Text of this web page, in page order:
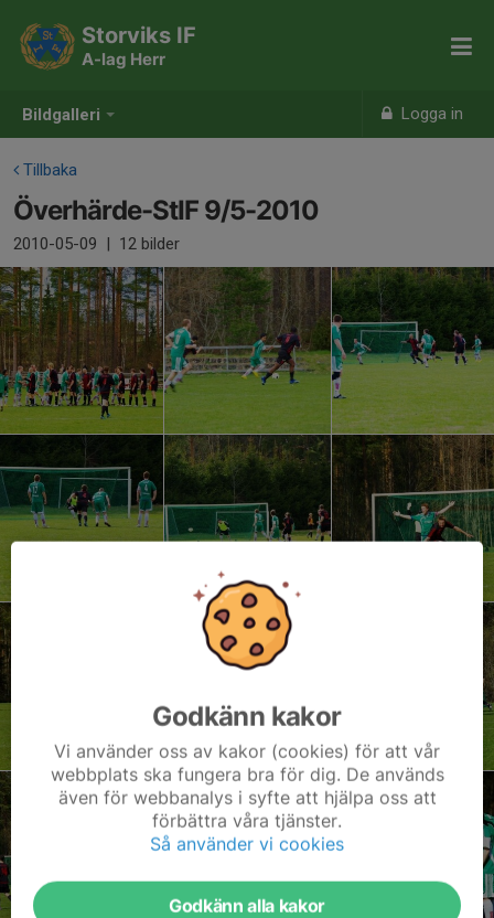
Bildgalleri Logga in
Storviks IF
A-lag Herr
Tillbaka
Överhärde-StIF 9/5-2010
2010-05-09 | 12 bilder
Godkänn kakor
Vi använder oss av kakor (cookies) för att vår
webbplats ska fungera bra för dig. De används
även för webbanalys i syfte att hjälpa oss att
förbättra våra tjänster.
Så använder vi cookies
Godkänn alla kakor